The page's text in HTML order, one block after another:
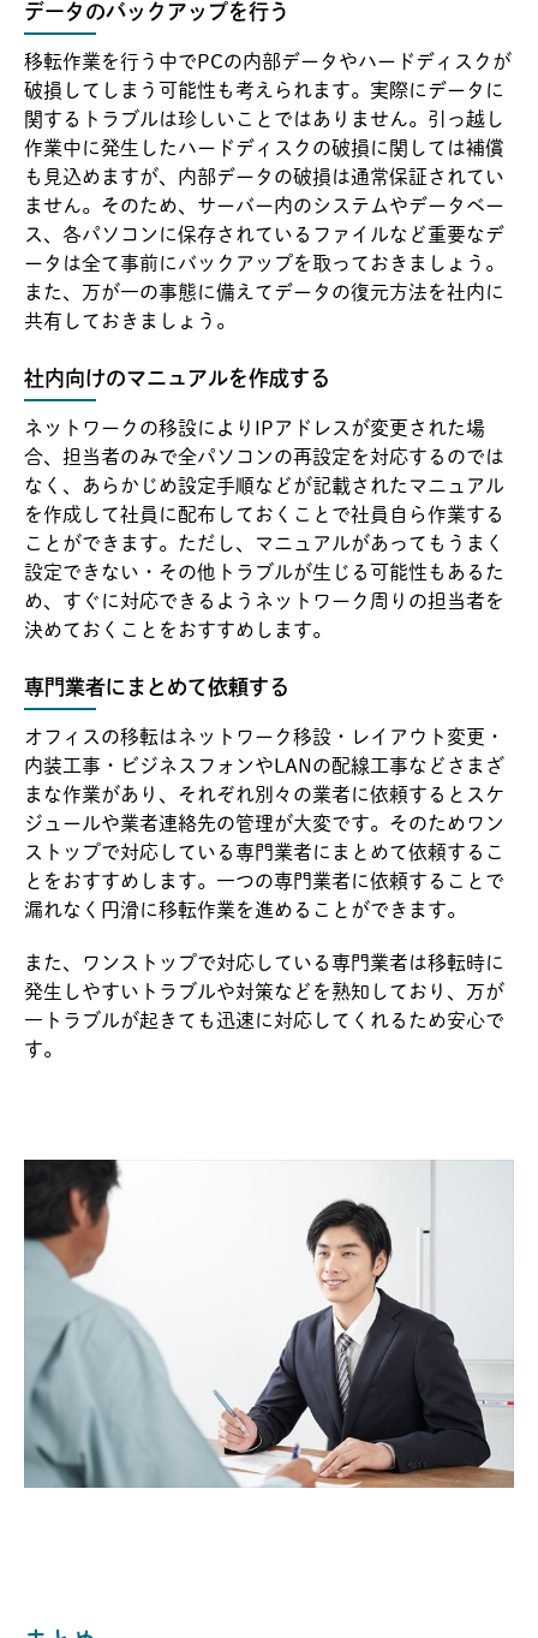
データのバックアップを行う
移転作業を行う中でPCの内部データやハードディスクが
破損してしまう可能性も考えられます。実際にデータに
関するトラブルは珍しいことではありません。引っ越し
作業中に発生したハードディスクの破損に関しては補償
も見込めますが、内部データの破損は通常保証されてい
ません。そのため、サーバー内のシステムやデータベー
ス、各パソコンに保存されているファイルなど重要なデ
ータは全て事前にバックアップを取っておきましょう。
また、万が一の事態に備えてデータの復元方法を社内に
共有しておきましょう。
社内向けのマニュアルを作成する
ネットワークの移設によりIPアドレスが変更された場
合、担当者のみで全パソコンの再設定を対応するのでは
なく、あらかじめ設定手順などが記載されたマニュアル
を作成して社員に配布しておくことで社員自ら作業する
ことができます。ただし、マニュアルがあってもうまく
設定できない・その他トラブルが生じる可能性もあるた
め、すぐに対応できるようネットワーク周りの担当者を
決めておくことをおすすめします。
専門業者にまとめて依頼する
オフィスの移転はネットワーク移設・レイアウト変更・
内装工事・ビジネスフォンやLANの配線工事などさまざ
まな作業があり、それぞれ別々の業者に依頼するとスケ
ジュールや業者連絡先の管理が大変です。そのためワン
ストップで対応している専門業者にまとめて依頼するこ
とをおすすめします。一つの専門業者に依頼することで
漏れなく円滑に移転作業を進めることができます。
また、ワンストップで対応している専門業者は移転時に
発生しやすいトラブルや対策などを熟知しており、万が
一トラブルが起きても迅速に対応してくれるため安心で
す。